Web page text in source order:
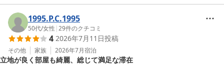
ご滞在の感想をお寄せいただき、重ねて御礼申し上げます。
朝食に関しまして「最高でした」とのお言葉をいただき、大変嬉し
く存じます。
ゆっくりとお食事を楽しんでいただけたようで、スタッフ一同安堵
いたしました。
1995.P.C.1995
50代/女性 |29件のクチコミ
4 2026年7月11日投稿
その他 家族 2026年7月宿泊
立地が良く部屋も綺麗、総じて満足な滞在